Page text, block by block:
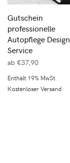
Gutschein
professionelle
Autopflege Design
Service
ab €37,90
Enthält 19% MwSt.
Kostenloser Versand